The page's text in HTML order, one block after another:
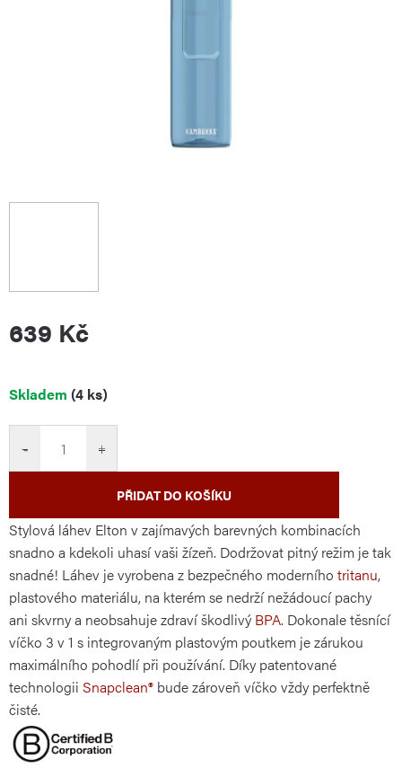
639 Kč
Měrná
Skladem (4 ks)
+
−
PŘIDAT DO KOŠÍKU
Stylová láhev Elton v zajímavých barevných kombinacích
snadno a kdekoli uhasí vaši žízeň. Dodržovat pitný režim je tak
snadné! Láhev je vyrobena z bezpečného moderního tritanu,
plastového materiálu, na kterém se nedrží nežádoucí pachy
ani skvrny a neobsahuje zdraví škodlivý BPA. Dokonale těsnící
víčko 3 v 1 s integrovaným plastovým poutkem je zárukou
maximálního pohodlí při používání. Díky patentované
technologii Snapclean® bude zároveň víčko vždy perfektně
čisté.